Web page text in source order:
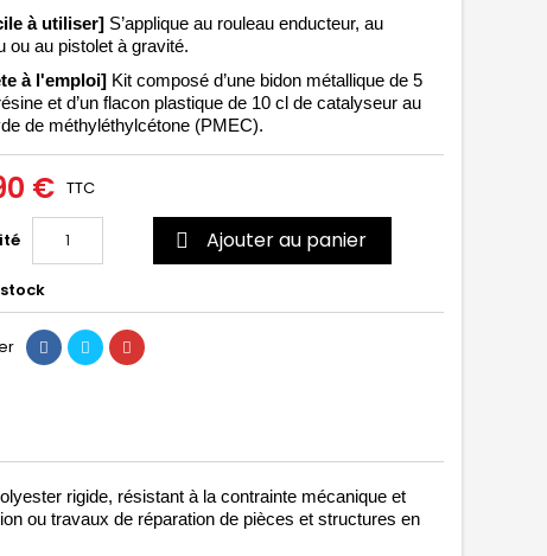
à utiliser] S’applique au rouleau enducteur
ou au pistolet à gravité.
à l'emploi] Kit composé d’une bidon métallique de 5
et d’un flacon plastique de 10 cl de catalyseur au
de méthyléthylcétone (PMEC).
€ TTC
 Ajouter au panier
stock
rigide, résistant à la contrainte mécanique et
ou travaux de réparation de pièces et structures en